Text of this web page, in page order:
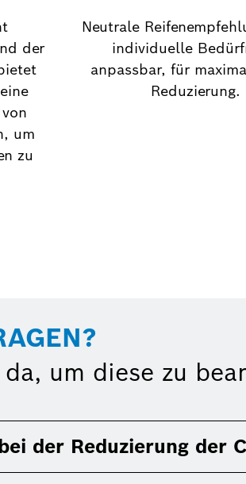
der
um
zu
Neutrale
individuelle
anpassbar, für
Reduzierung.
um diese zu
der Reduzierung der